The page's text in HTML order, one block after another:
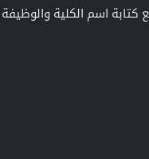
كتابة اسم الكلية